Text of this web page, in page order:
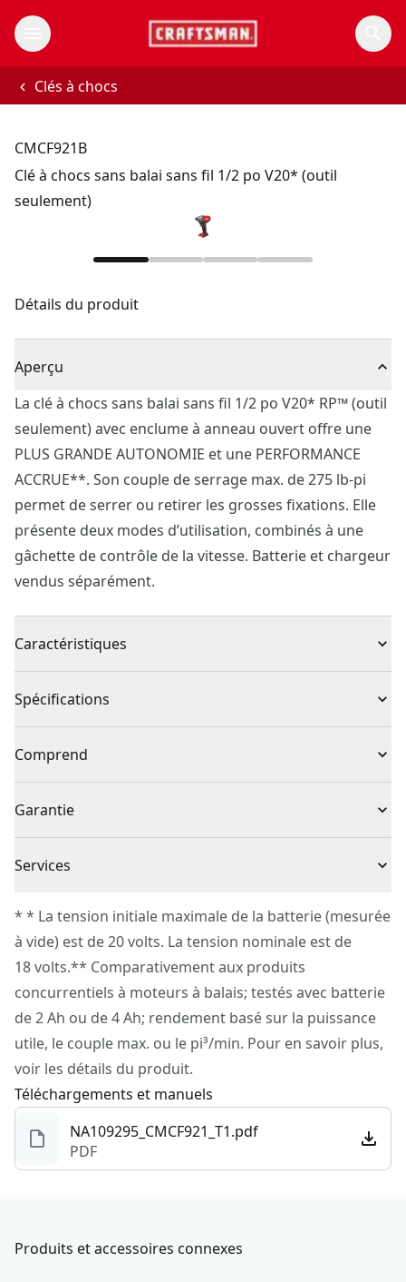
Clés à chocs
CMCF921B
Clé à chocs sans balai sans fil 1/2 po V20* (outil
seulement)
Détails du produit
Aperçu
La clé à chocs sans balai sans fil 1/2 po V20* RP™ (outil
seulement) avec enclume à anneau ouvert offre une
PLUS GRANDE AUTONOMIE et une PERFORMANCE
ACCRUE**. Son couple de serrage max. de 275 lb-pi
permet de serrer ou retirer les grosses fixations. Elle
présente deux modes d’utilisation, combinés à une
gâchette de contrôle de la vitesse. Batterie et chargeur
vendus séparément.
Caractéristiques
Puissance de serrage : couple maximal jusqu’à 275 lb-
Changements de douilles faciles : enclume à anneau
ouvert pour des changements rapides
Polyvalence : 2 modes d’utilisation pour une variété de
tâches
Visibilité améliorée : éclairage à del pour les zones
Compatible avec le système VERSATRACK™ : crochets
(vendus séparément) pour suspendre l’outil au
rangement mural VERSATRACK™ (vendu séparément)
Spécifications
Type de produit Clé à chocs
Sans fil ou avec fil Sans fil
Source d’énergie Batteries intégrées
Type de moteur Sans balais
Outil Seulement
Voir plus
Comprend
1 x Batterie et chargeur vendus séparément
Garantie
Services
Pour joindre le service à la clientèle de CRAFTSMAN®,
veuillez soumettre une demande
Service à la clientèle
* * La tension initiale maximale de la batterie (mesurée
à vide) est de 20 volts. La tension nominale est de
18 volts.** Comparativement aux produits
concurrentiels à moteurs à balais; testés avec batterie
de 2 Ah ou de 4 Ah; rendement basé sur la puissance
utile, le couple max. ou le pi³/min. Pour en savoir plus,
voir les détails du produit.
Téléchargements et manuels
NA109295_CMCF921_T1.pdf
PDF
Produits et accessoires connexes